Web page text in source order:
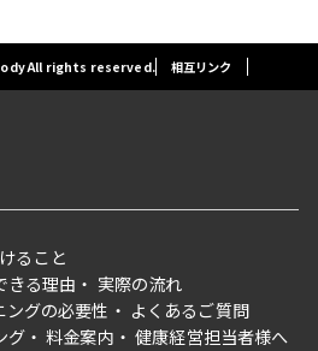
All rights reserved. 相互リンク
ること
きる理由
実際の流れ
ングの必要性
よくあるご質問
グ
料金案内 健康経営担当者様へ